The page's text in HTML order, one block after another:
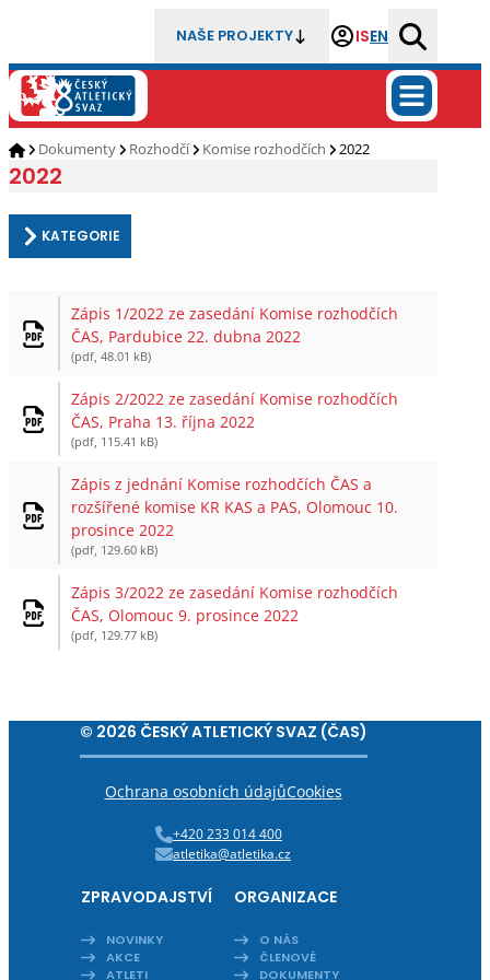
NAŠE PROJEKTY ISEN
Dokumenty Rozhodčí Komise rozhodčích 2022
2022
KATEGORIE
Zápis 1/2022 ze zasedání Komise rozhodčích
ČAS, Pardubice 22. dubna 2022
(pdf, 48.01 kB)
Zápis 2/2022 ze zasedání Komise rozhodčích
ČAS, Praha 13. října 2022
(pdf, 115.41 kB)
Zápis z jednání Komise rozhodčích ČAS a
rozšířené komise KR KAS a PAS, Olomouc 10.
prosince 2022
(pdf, 129.60 kB)
Zápis 3/2022 ze zasedání Komise rozhodčích
ČAS, Olomouc 9. prosince 2022
(pdf, 129.77 kB)
© 2026 ČESKÝ ATLETICKÝ SVAZ (ČAS)
Ochrana osobních údajůCookies
+420 233 014 400
atletika@atletika.cz
ZPRAVODAJSTVÍ
NOVINKY
AKCE
ATLETI
ORGANIZACE
O NÁS
ČLENOVÉ
DOKUMENTY